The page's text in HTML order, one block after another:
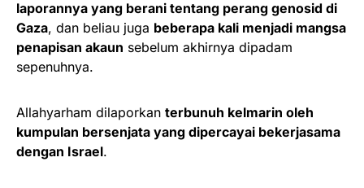
laporannya yang berani tentang perang genosid di
Gaza, dan beliau juga beberapa kali menjadi mangsa
penapisan akaun sebelum akhirnya dipadam
sepenuhnya.
Allahyarham dilaporkan terbunuh kelmarin oleh
kumpulan bersenjata yang dipercayai bekerjasama
dengan Israel.